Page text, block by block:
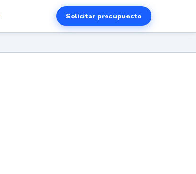
Solicitar presupuesto